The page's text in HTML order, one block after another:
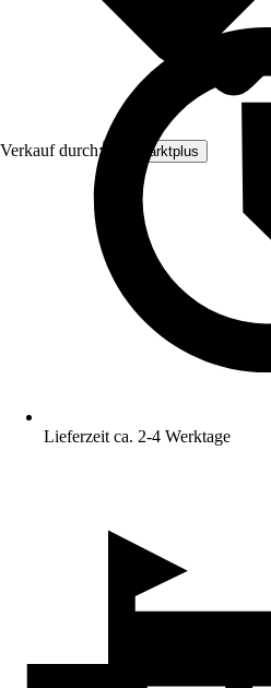
Verkauf durch: Baumarktplus
Lieferzeit ca. 2-4 Werktage